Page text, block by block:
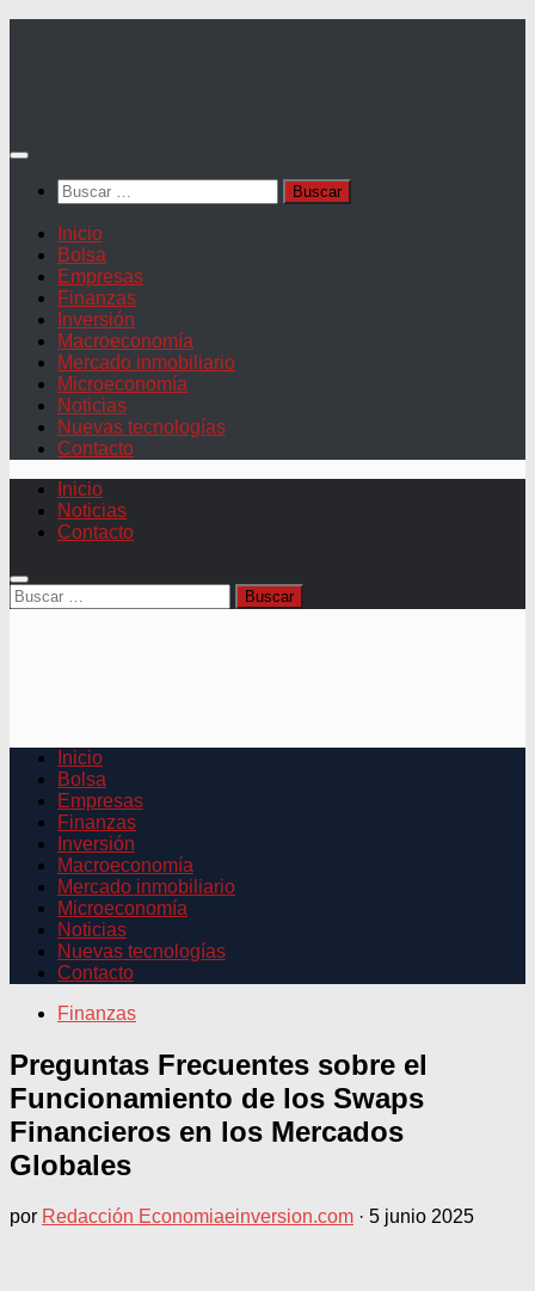
Buscar:
Inicio
Bolsa
Empresas
Finanzas
Inversión
Macroeconomía
Mercado inmobiliario
Microeconomía
Noticias
Nuevas tecnologías
Contacto
Inicio
Noticias
Contacto
Buscar:
Inicio
Bolsa
Empresas
Finanzas
Inversión
Macroeconomía
Mercado inmobiliario
Microeconomía
Noticias
Nuevas tecnologías
Contacto
Finanzas
Preguntas Frecuentes sobre el
Funcionamiento de los Swaps
Financieros en los Mercados
Globales
por Redacción Economiaeinversion.com · 5 junio 2025